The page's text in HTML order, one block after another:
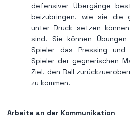
defensiver Übergänge
beizubringen, wie sie die
unter Druck setzen
sind. Sie können
Spieler das Pressing
Spieler der gegnerischen
Ziel, den Ball
zu kommen.
Arbeite an der Kommunikation